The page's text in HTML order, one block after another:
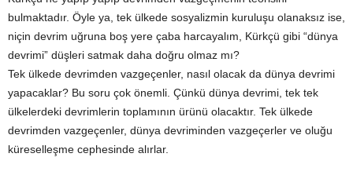
bulmaktadır. Öyle ya, tek ülkede sosyalizmin kuruluşu olanaksız ise,
niçin devrim uğruna boş yere çaba harcayalım, Kürkçü gibi “dünya
devrimi” düşleri satmak daha doğru olmaz mı?
Tek ülkede devrimden vazgeçenler, nasıl olacak da dünya devrimi
yapacaklar? Bu soru çok önemli. Çünkü dünya devrimi, tek tek
ülkelerdeki devrimlerin toplamının ürünü olacaktır. Tek ülkede
devrimden vazgeçenler, dünya devriminden vazgeçerler ve oluğu
küreselleşme cephesinde alırlar.